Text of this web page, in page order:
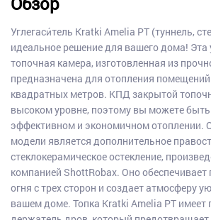
Углегаси́тель Kratki Amelia PT (туннель,
идеальное решение для вашего дома! Эта
топочная камера, изготовленная из
предназначена для отопления
квадратных метров. КПД закрытой
высоком уровне, поэтому вы можете
эффективном и экономичном отоплении.
модели является дополнительное
стеклокерамическое остекление,
компанией ShottRobax. Оно обеспечивает
огня с трех сторон и создает атмосферу
вашем доме. Топка Kratki Amelia PT имеет